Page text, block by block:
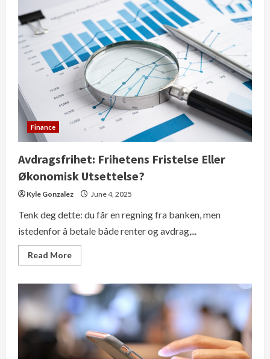
With
Semrush:
The
All-
In-
One
Marketing
Powerhouse
Finance
Avdragsfrihet: Frihetens Fristelse Eller
Økonomisk Utsettelse?
Kyle Gonzalez June 4, 2025
Tenk deg dette: du får en regning fra banken, men
istedenfor å betale både renter og avdrag,...
Read MoreRead
more
Frihetens
Fristelse
Eller
Økonomisk
Utsettelse?